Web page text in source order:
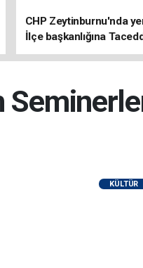
CHP Zeytinburnu'nda
İlçe başkanlığına
atandı
KÜLTÜR